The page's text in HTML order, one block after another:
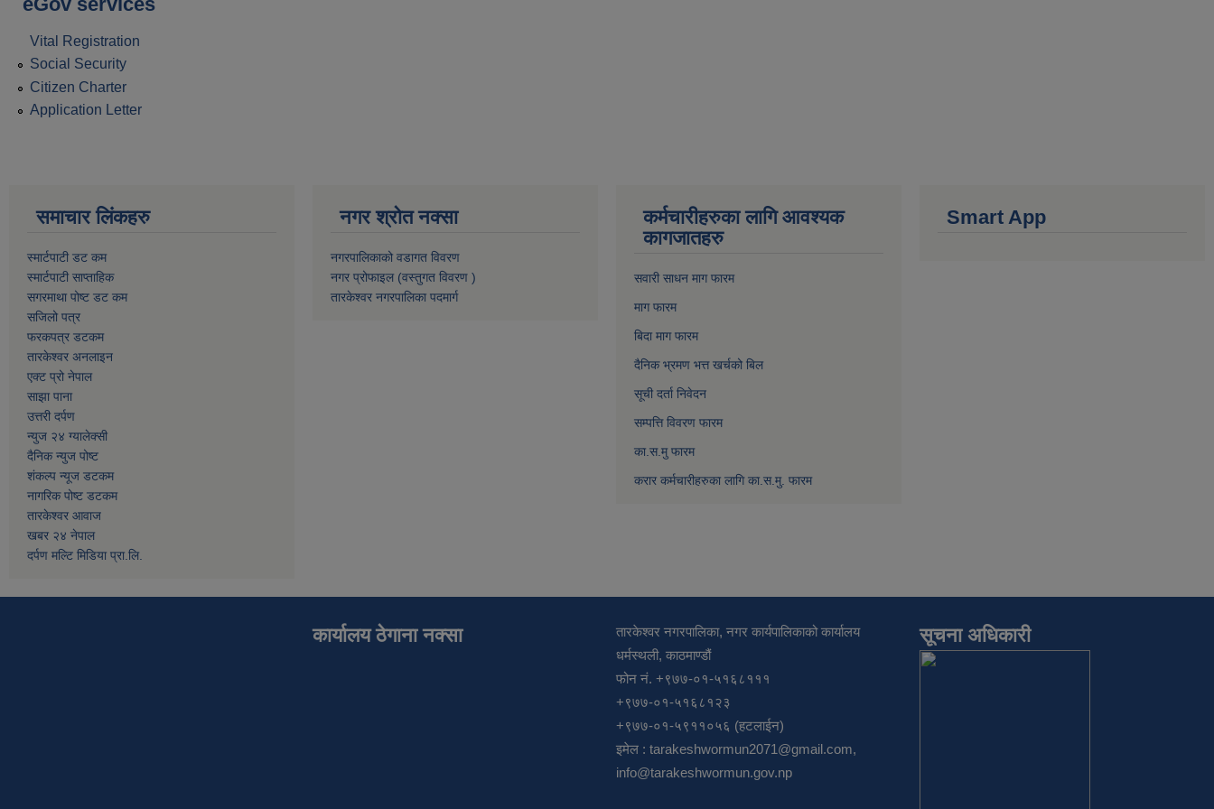
Vital Registration
Social Security
Citizen Charter
Application Letter
समाचार लिंकहरु
स्मार्टपाटी डट कम
स्मार्टपाटी साप्ताहिक
सगरमाथा पोष्ट डट कम
सजिलो पत्र
फरकपत्र डटकम
तारकेश्वर अनलाइन
एक्ट प्रो नेपाल
साझा पाना
उत्तरी दर्पण
न्युज २४ ग्यालेक्सी
दैनिक न्युज पोष्ट
शंकल्प न्यूज डटकम
नागरिक पोष्ट डटकम
तारकेश्वर आवाज
खबर २४ नेपाल
दर्पण मल्टि मिडिया प्रा.लि.
नगर श्रोत नक्सा
नगरपालिकाको वडागत विवरण
नगर प्रोफाइल (वस्तुगत विवरण )
तारकेश्वर नगरपालिका पदमार्ग
कर्मचारीहरुका लागि आवश्यक
कागजातहरु
सवारी साधन माग फारम
माग फारम
बिदा माग फारम
दैनिक भ्रमण भत्त खर्चको बिल
सूची दर्ता निवेदन
सम्पत्ति विवरण फारम
का.स.मु फारम
करार कर्मचारीहरुका लागि का.स.मु. फारम
Smart App
कार्यालय ठेगाना नक्सा
तारकेश्वर नगरपालिका, नगर कार्यपालिकाको कार्यालय
धर्मस्थली, काठमाण्डौं
फोन नं. +९७७-०१-५१६८१११
+९७७-०१-५१६८१२३
+९७७-०१-५९११०५६ (हटलाईन)
इमेल : tarakeshwormun2071@gmail.com,
info@tarakeshwormun.gov.np
सूचना अधिकारी